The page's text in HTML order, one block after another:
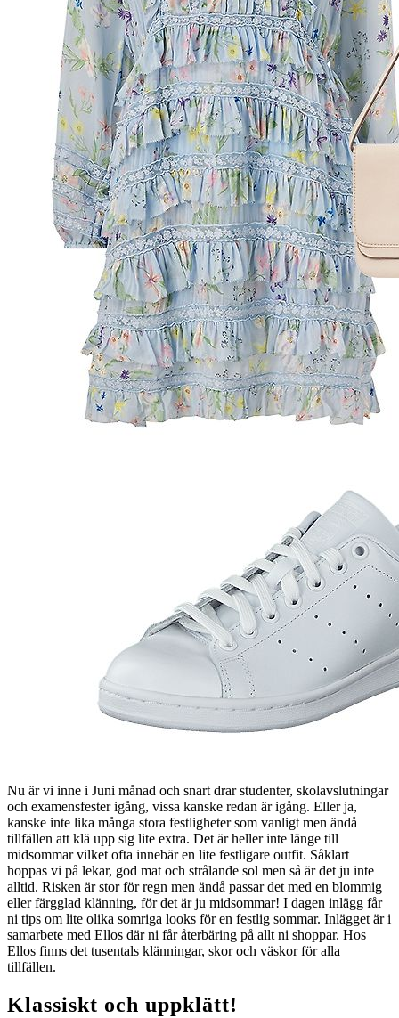
Nu är vi inne i Juni månad och snart drar studenter, skolavslutningar
och examensfester igång, vissa kanske redan är igång. Eller ja,
kanske inte lika många stora festligheter som vanligt men ändå
tillfällen att klä upp sig lite extra. Det är heller inte länge till
midsommar vilket ofta innebär en lite festligare outfit. Såklart
hoppas vi på lekar, god mat och strålande sol men så är det ju inte
alltid. Risken är stor för regn men ändå passar det med en blommig
eller färgglad klänning, för det är ju midsommar! I dagen inlägg får
ni tips om lite olika somriga looks för en festlig sommar. Inlägget är i
samarbete med Ellos där ni får återbäring på allt ni shoppar. Hos
Ellos finns det tusentals klänningar, skor och väskor för alla
tillfällen.
Klassiskt och uppklätt!